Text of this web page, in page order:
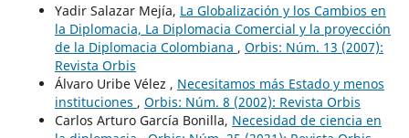
Yadir Salazar Mejía, La Globalización y los Cambios en
la Diplomacia, La Diplomacia Comercial y la proyección
de la Diplomacia Colombiana , Orbis: Núm. 13 (2007):
Revista Orbis
Álvaro Uribe Vélez , Necesitamos más Estado y menos
instituciones , Orbis: Núm. 8 (2002): Revista Orbis
Carlos Arturo García Bonilla, Necesidad de ciencia en